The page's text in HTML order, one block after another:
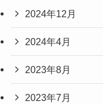
2024年12月
2024年4月
2023年8月
2023年7月